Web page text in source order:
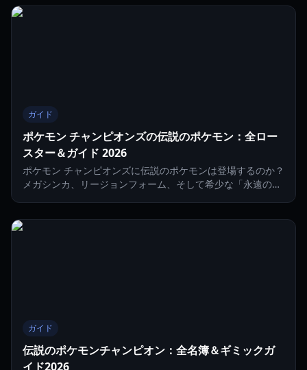
ガイド
ポケモン チャンピオンズの伝説のポケモン：全ロー
スター＆ガイド 2026
ポケモン チャンピオンズに伝説のポケモンは登場するのか？
メガシンカ、リージョンフォーム、そして希少な「永遠の花
ガイド
伝説のポケモンチャンピオン：全名簿＆ギミックガ
イド2026